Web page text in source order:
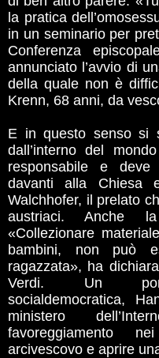
la pratica
in un seminario per
Conferenza
annunciato l’avvio di
della quale non è
Krenn, 68 anni, da
E in questo senso si
dall’interno del
responsabile e
davanti alla Chiesa
Walchhofer, il prelato
austriaci. Anche
«Collezionare
bambini, non può
ragazzata», ha
Verdi. Un
socialdemocratica,
ministero
favoreggiamento
arcivescovo e aprire